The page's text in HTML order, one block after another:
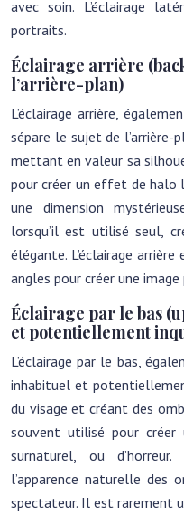
avec soin. L’éclairage
portraits.
Éclairage arrière
l’arrière-plan)
L’éclairage arrière,
sépare le sujet de
mettant en valeur sa
pour créer un effet de halo
une dimension
lorsqu’il est utilisé seul,
élégante. L’éclairage
angles pour créer une
Éclairage par le bas
et potentiellement
L’éclairage par le bas,
inhabituel et
du visage et créant des
souvent utilisé pour créer
surnaturel, ou
l’apparence naturelle des
spectateur. Il est rarement